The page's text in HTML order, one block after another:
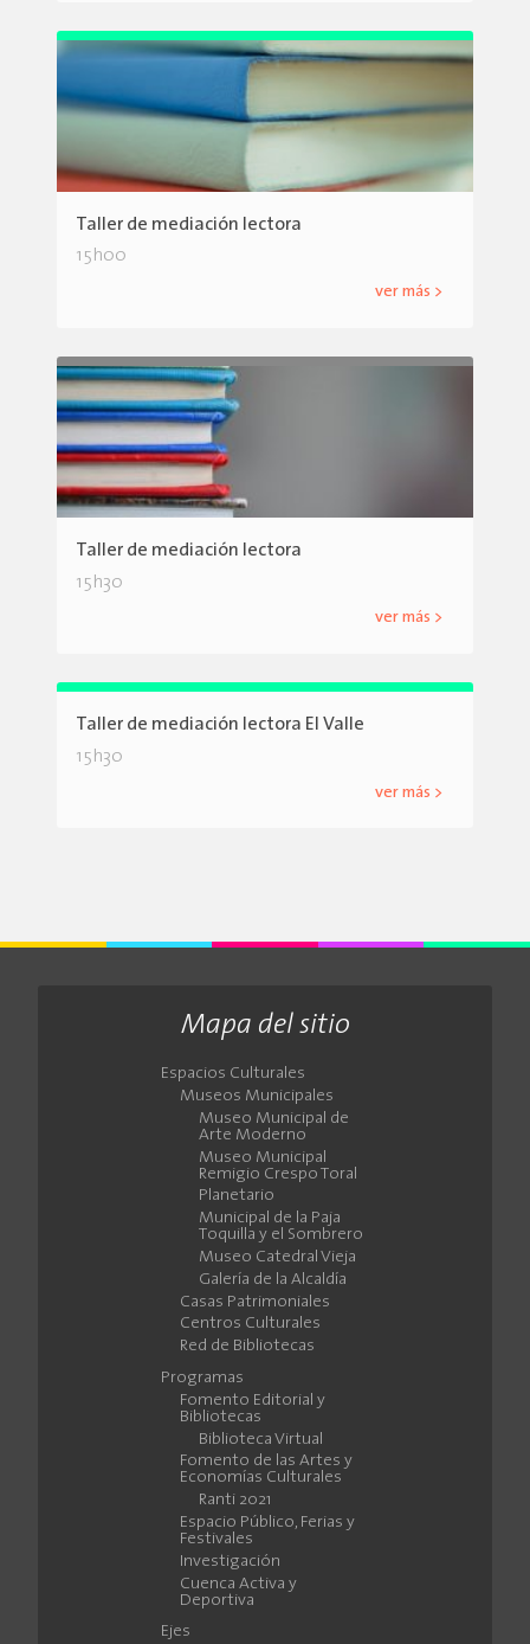
Taller de mediación lectora
15h00
ver más >
Taller de mediación lectora
15h30
ver más >
Taller de mediación lectora El Valle
15h30
ver más >
Mapa del sitio
Espacios Culturales
Museos Municipales
Museo Municipal de
Arte Moderno
Museo Municipal
Remigio Crespo Toral
Planetario
Municipal de la Paja
Toquilla y el Sombrero
Museo Catedral Vieja
Galería de la Alcaldía
Casas Patrimoniales
Centros Culturales
Red de Bibliotecas
Programas
Fomento Editorial y
Bibliotecas
Biblioteca Virtual
Fomento de las Artes y
Economías Culturales
Ranti 2021
Espacio Público, Ferias y
Festivales
Investigación
Cuenca Activa y
Deportiva
Ejes